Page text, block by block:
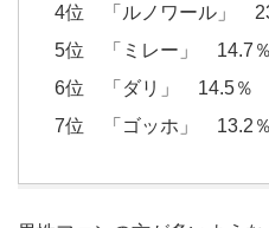
4位 「ルノワール」
5位 「ミレー」 14.7％
6位 「ダリ」 14.5％
7位 「ゴッホ」 13.2％